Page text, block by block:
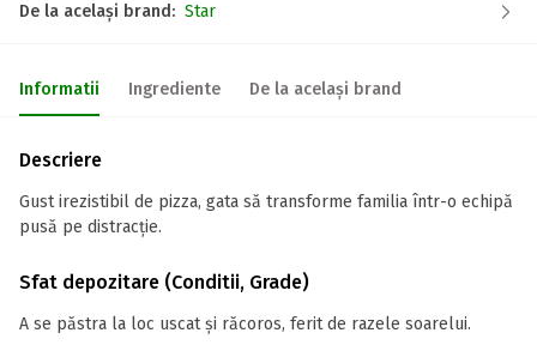
De la același brand: Star
Informatii Ingrediente De la același brand
Descriere
Gust irezistibil de pizza, gata să transforme familia într-o echipă
pusă pe distracție.
Sfat depozitare (Conditii, Grade)
A se păstra la loc uscat și răcoros, ferit de razele soarelui.